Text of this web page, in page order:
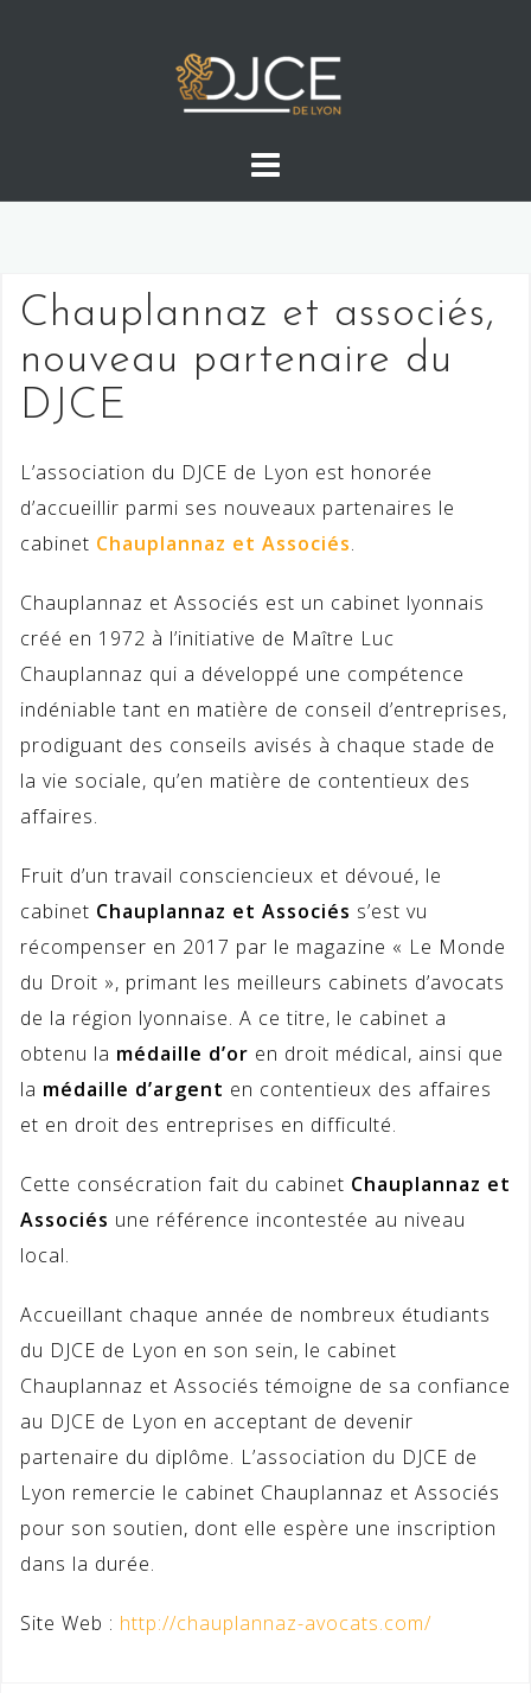
Chauplannaz et associés,
nouveau partenaire du
DJCE
L’association du DJCE de Lyon est honorée
d’accueillir parmi ses nouveaux partenaires le
cabinet Chauplannaz et Associés.
Chauplannaz et Associés est un cabinet lyonnais
créé en 1972 à l’initiative de Maître Luc
Chauplannaz qui a développé une compétence
indéniable tant en matière de conseil d’entreprises,
prodiguant des conseils avisés à chaque stade de
la vie sociale, qu’en matière de contentieux des
affaires.
Fruit d’un travail consciencieux et dévoué, le
cabinet Chauplannaz et Associés s’est vu
récompenser en 2017 par le magazine « Le Monde
du Droit », primant les meilleurs cabinets d’avocats
de la région lyonnaise. A ce titre, le cabinet a
obtenu la médaille d’or en droit médical, ainsi que
la médaille d’argent en contentieux des affaires
et en droit des entreprises en difficulté.
Cette consécration fait du cabinet Chauplannaz et
Associés une référence incontestée au niveau
local.
Accueillant chaque année de nombreux étudiants
du DJCE de Lyon en son sein, le cabinet
Chauplannaz et Associés témoigne de sa confiance
au DJCE de Lyon en acceptant de devenir
partenaire du diplôme. L’association du DJCE de
Lyon remercie le cabinet Chauplannaz et Associés
pour son soutien, dont elle espère une inscription
dans la durée.
Site Web : http://chauplannaz-avocats.com/